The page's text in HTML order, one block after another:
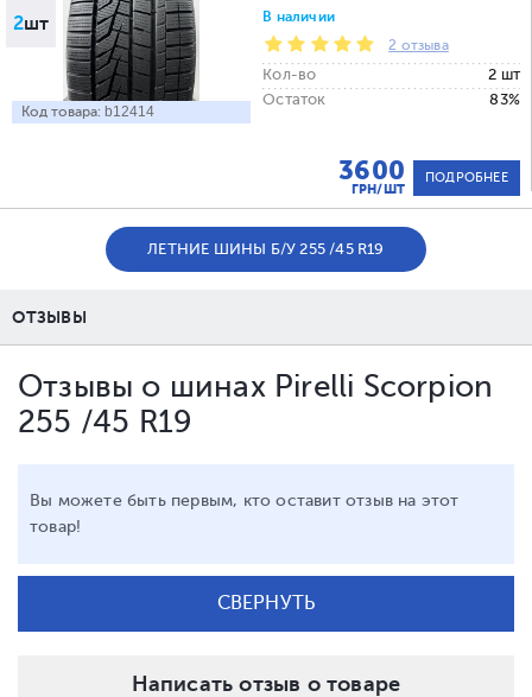
2шт
Код товара: b12414
В наличии
2 отзыва
Кол-во
2 шт
Остаток
83%
3600
ГРН/ШТ
ПОДРОБНЕЕ
ЛЕТНИЕ ШИНЫ Б/У 255 /45 R19
ОТЗЫВЫ
Отзывы о шинах Pirelli Scorpion
255 /45 R19
Вы можете быть первым, кто оставит отзыв на этот
товар!
СВЕРНУТЬ
Написать отзыв о товаре